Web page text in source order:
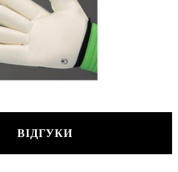
ВІДГУКИ